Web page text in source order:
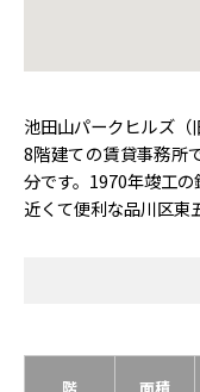
池田山パークヒルズ
8階建ての賃貸事務所
分です。1970年竣工
近くて便利な品川区東